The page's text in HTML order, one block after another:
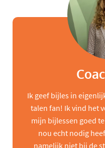
Ik geef bijles in
talen fan! Ik vind het
mijn bijlessen goed
nou echt nodig
namelijk niet bij de